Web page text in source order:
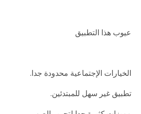
عيوب هذا التطبيق
الخيارات الإجتماعية محدودة جدا.
تطبيق غير سهل للمبتدئين.